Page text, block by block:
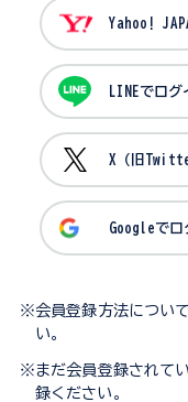
LINEでログ
X（旧
Googleでロ
※会員登録方法につい
い。
※まだ会員登録されてい
録ください。